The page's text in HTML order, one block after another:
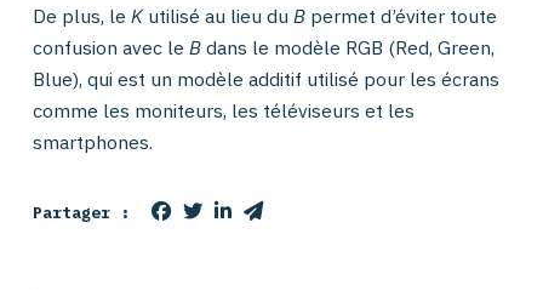
De plus, le Kutilisé au lieu du Bpermet d’éviter toute
confusion avec le Bdans le modèle RGB (Red, Green,
Blue), qui est un modèle additif utilisé pour les écrans
comme les moniteurs, les téléviseurs et les
smartphones.
Partager :